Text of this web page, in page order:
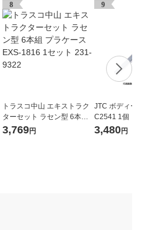
8
トラスコ中山 エキストラク
ターセット ラセン型 6本組
プラケース EXS-1816 1セッ
3,769円
9
JTC ボディー
C2541 1個（
3,480円